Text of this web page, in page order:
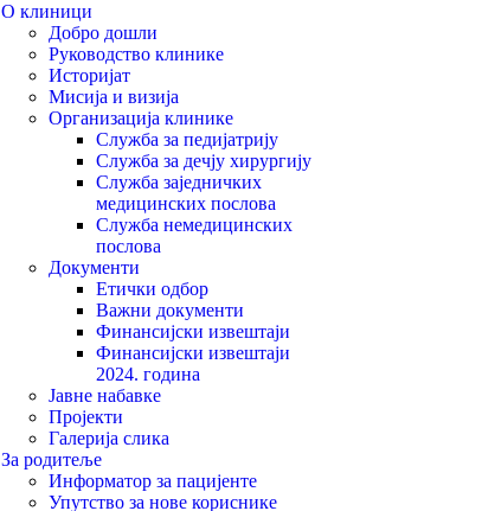
О клиници
Добро дошли
Руководство клинике
Историјат
Мисија и визија
Организација клинике
Служба за педијатрију
Служба за дечју хирургију
Служба заједничких
медицинских послова
Служба немедицинских
послова
Документи
Етички одбор
Важни документи
Финансијски извештаји
Финансијски извештаји
2024. година
Јавне набавке
Пројекти
Галерија слика
За родитеље
Информатор за пацијенте
Упутство за нове кориснике